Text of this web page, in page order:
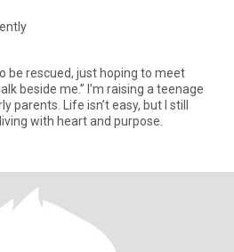
be rescued, just hoping to meet
beside me.” I’m raising a teenage
parents. Life isn’t easy, but I still
with heart and purpose.